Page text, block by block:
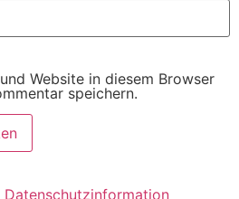
Website in diesem Browser
speichern.
Datenschutzinformation